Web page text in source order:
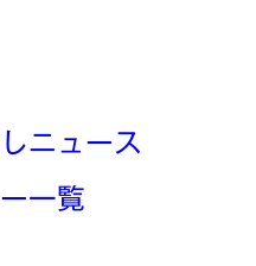
ニュース
一覧